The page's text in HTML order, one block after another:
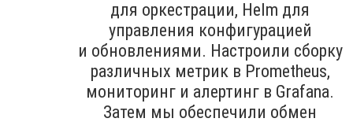
для оркестрации, Helm для
управления конфигурацией
и обновлениями. Настроили сборку
различных метрик в Prometheus,
мониторинг и алертинг в Grafana.
Затем мы обеспечили обмен